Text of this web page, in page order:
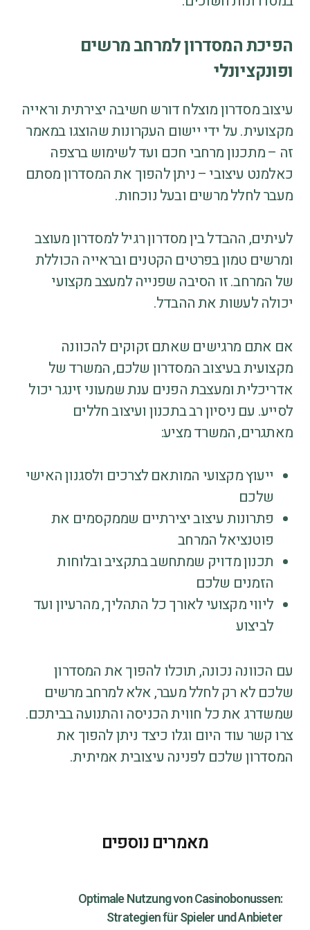
הפיכת המסדרון למרחב מרשים
ופונקציונלי
עיצוב מסדרון מוצלח דורש חשיבה יצירתית וראייה
מקצועית. על ידי יישום העקרונות שהוצגו במאמר
זה – מתכנון מרחבי חכם ועד לשימוש ברצפה
כאלמנט עיצובי – ניתן להפוך את המסדרון מסתם
מעבר לחלל מרשים ובעל נוכחות.
לעיתים, ההבדל בין מסדרון רגיל למסדרון מעוצב
ומרשים טמון בפרטים הקטנים ובראייה הכוללת
של המרחב. זו הסיבה שפנייה למעצב מקצועי
יכולה לעשות את ההבדל.
אם אתם מרגישים שאתם זקוקים להכוונה
מקצועית בעיצוב המסדרון שלכם, המשרד של
אדריכלית ומעצבת הפנים ענת שמעוני זינגר יכול
לסייע. עם ניסיון רב בתכנון ועיצוב חללים
מאתגרים, המשרד מציע:
ייעוץ מקצועי המותאם לצרכים ולסגנון האישי
שלכם
פתרונות עיצוב יצירתיים שממקסמים את
פוטנציאל המרחב
תכנון מדויק שמתחשב בתקציב ובלוחות
הזמנים שלכם
ליווי מקצועי לאורך כל התהליך, מהרעיון ועד
לביצוע
עם הכוונה נכונה, תוכלו להפוך את המסדרון
שלכם לא רק לחלל מעבר, אלא למרחב מרשים
שמשדרג את כל חווית הכניסה והתנועה בביתכם.
צרו קשר עוד היום וגלו כיצד ניתן להפוך את
המסדרון שלכם לפנינה עיצובית אמיתית.
מאמרים נוספים
Optimale Nutzung von Casinobonussen:
Strategien für Spieler und Anbieter